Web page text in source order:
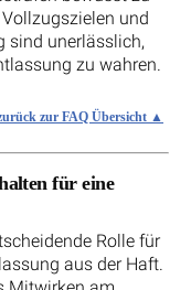
und
sind unerlässlich,
zu wahren.
zur FAQ Übersicht
für eine
Rolle für
aus der Haft.